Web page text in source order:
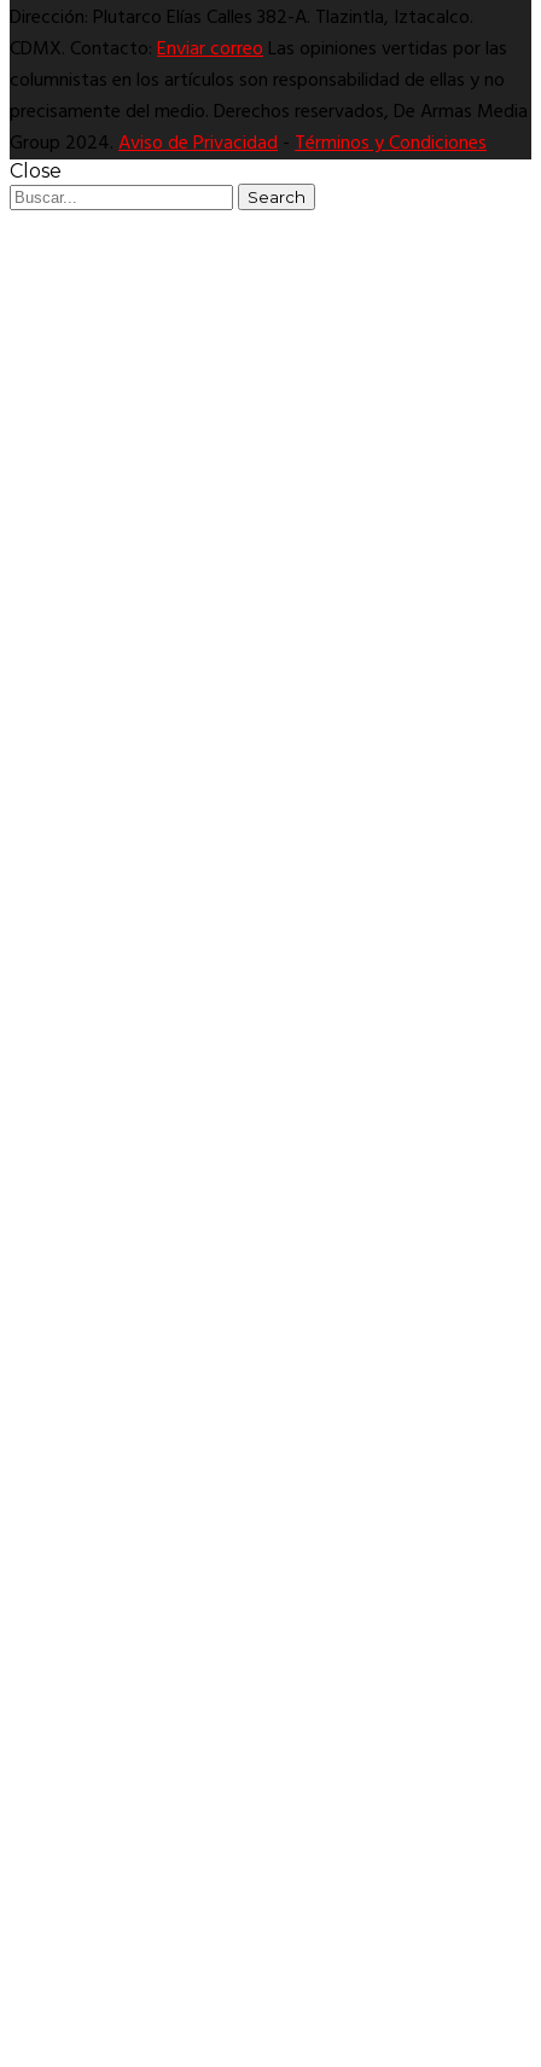
Dirección: Plutarco Elías Calles 382-A. Tlazintla, Iztacalco.
CDMX. Contacto:Enviar correoLas opiniones vertidas por las
columnistas en los artículos son responsabilidad de ellas y no
precisamente del medio. Derechos reservados, De Armas Media
Group 2024.Aviso de Privacidad-Términos y Condiciones
Close